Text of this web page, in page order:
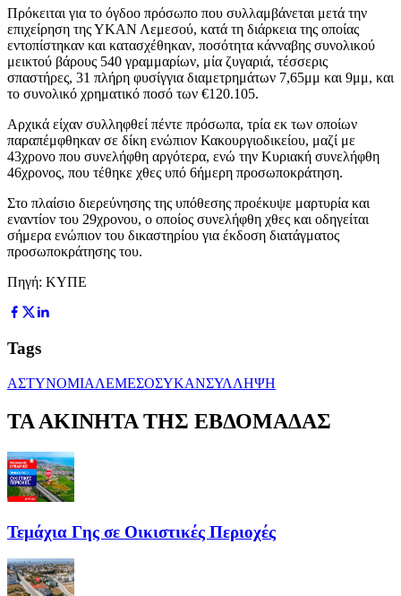
Πρόκειται για το όγδοο πρόσωπο που συλλαμβάνεται μετά την
επιχείρηση της ΥΚΑΝ Λεμεσού, κατά τη διάρκεια της οποίας
εντοπίστηκαν και κατασχέθηκαν, ποσότητα κάνναβης συνολικού
μεικτού βάρους 540 γραμμαρίων, μία ζυγαριά, τέσσερις
σπαστήρες, 31 πλήρη φυσίγγια διαμετρημάτων 7,65μμ και 9μμ, και
το συνολικό χρηματικό ποσό των €120.105.
Αρχικά είχαν συλληφθεί πέντε πρόσωπα, τρία εκ των οποίων
παραπέμφθηκαν σε δίκη ενώπιον Κακουργιοδικείου, μαζί με
43χρονο που συνελήφθη αργότερα, ενώ την Κυριακή συνελήφθη
46χρονος, που τέθηκε χθες υπό 6ήμερη προσωποκράτηση.
Στο πλαίσιο διερεύνησης της υπόθεσης προέκυψε μαρτυρία και
εναντίον του 29χρονου, ο οποίος συνελήφθη χθες και οδηγείται
σήμερα ενώπιον του δικαστηρίου για έκδοση διατάγματος
προσωποκράτησης του.
Πηγή: ΚΥΠΕ
Tags
ΑΣΤΥΝΟΜΙΑΛΕΜΕΣΟΣΥΚΑΝΣΥΛΛΗΨΗ
ΤΑ ΑΚΙΝΗΤΑ ΤΗΣ ΕΒΔΟΜΑΔΑΣ
Τεμάχια Γης σε Οικιστικές Περιοχές